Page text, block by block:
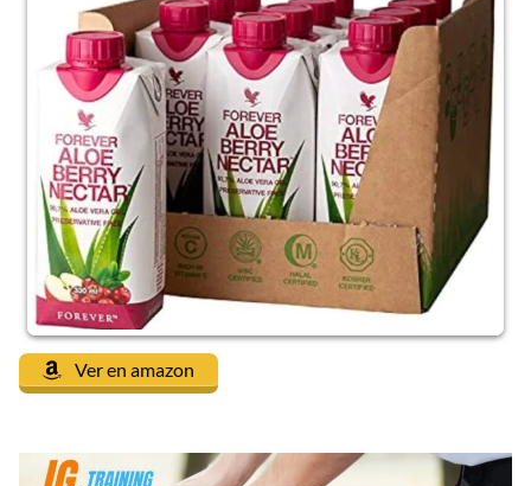
Ver en amazon